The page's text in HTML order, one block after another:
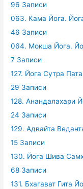
96 Записи
063. Кама Йога.
46 Записи
064. Мокша Йога.
7 Записи
127. Йога Сутра
29 Записи
128. Анандалахари
24 Записи
129. Адвайта
15 Записи
130. Йога Шива
68 Записи
131. Бхагават Гита